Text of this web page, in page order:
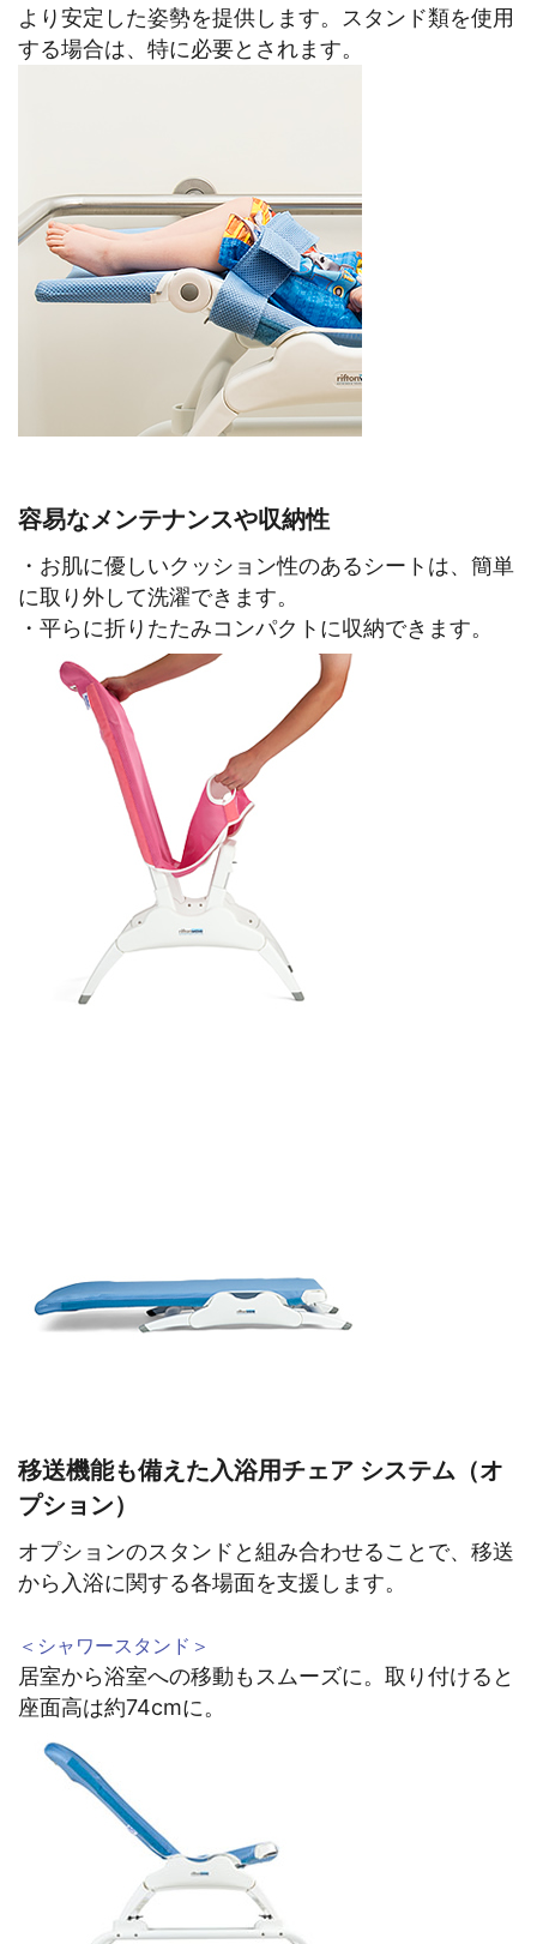
より安定した姿勢を提供します。スタンド類を使用
する場合は、特に必要とされます。
容易なメンテナンスや収納性
・お肌に優しいクッション性のあるシートは、簡単
に取り外して洗濯できます。
・平らに折りたたみコンパクトに収納できます。
移送機能も備えた入浴用チェア システム（オ
プション）
オプションのスタンドと組み合わせることで、移送
から入浴に関する各場面を支援します。
＜シャワースタンド＞
居室から浴室への移動もスムーズに。取り付けると
座面高は約74cmに。